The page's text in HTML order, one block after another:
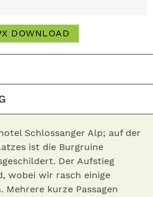
DOWNLOAD
Schlossanger Alp; auf der
ist die Burgruine
Der Aufstieg
wobei wir rasch einige
Mehrere kurze Passagen